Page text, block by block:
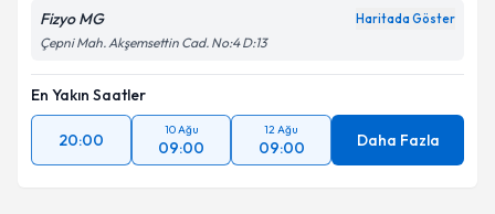
Aydınlatma
Metni'ni okudum ve kişisel verilerimin belirtilen
kapsamda işlenmesini kabul ediyorum.
Takvim Talebini Gönder
Fizyo MG Haritada Göster
Çepni Mah. Akşemsettin Cad. No:4 D:13
En Yakın Saatler
20:00
10 Ağu
09:00
12 Ağu
09:00 Daha Fazla